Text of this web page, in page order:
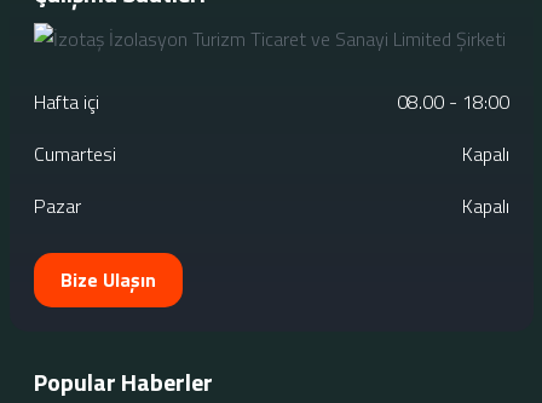
Hafta içi
08.00 - 18:00
Cumartesi
Kapalı
Pazar
Kapalı
Bize Ulaşın
Popular Haberler